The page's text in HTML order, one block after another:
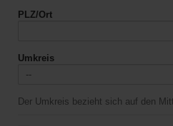
PLZ/Ort
Umkreis
Der Umkreis bezieht sich auf den